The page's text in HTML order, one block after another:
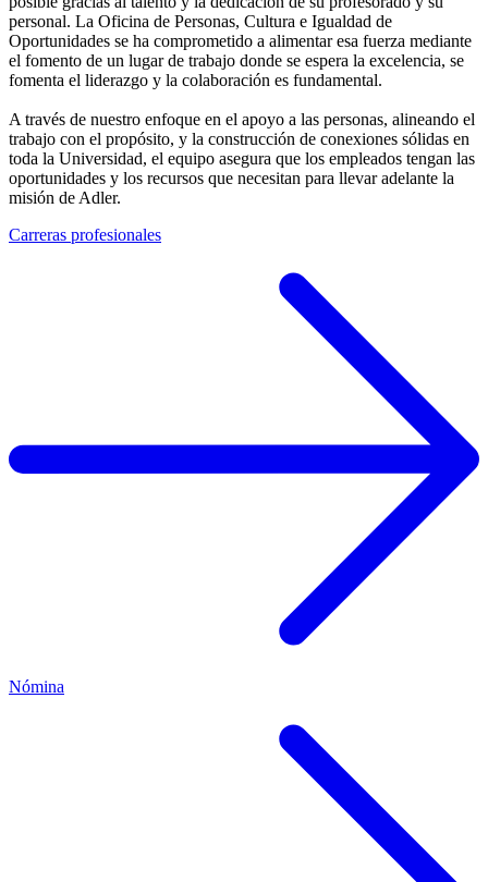
personal. La Oficina de Personas, Cultura e Igualdad de
Oportunidades se ha comprometido a alimentar esa fuerza mediante
el fomento de un lugar de trabajo donde se espera la excelencia, se
fomenta el liderazgo y la colaboración es fundamental.
A través de nuestro enfoque en el apoyo a las personas, alineando el
trabajo con el propósito, y la construcción de conexiones sólidas en
toda la Universidad, el equipo asegura que los empleados tengan las
oportunidades y los recursos que necesitan para llevar adelante la
misión de Adler.
Carreras profesionales
Nómina